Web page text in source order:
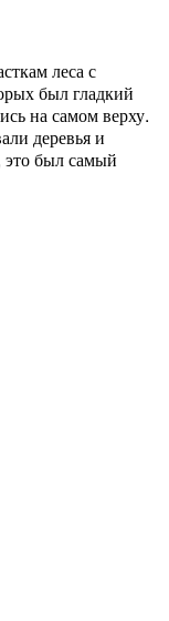
леса с
был гладкий
на самом верху.
деревья и
был самый